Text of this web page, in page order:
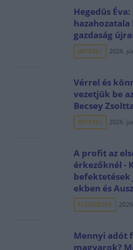
Hegedüs
gazdaság
INTERJÚ 2026.
Vérrel és
vezetjük be
Becsey
INTERJÚ 2026.
A profit az
érkezőknél -
befektetések
ekben és
ELEMZÉSEK
Mennyi adót
magyarok?